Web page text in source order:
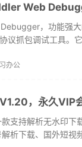
，功能强大
议抓包调试工具。
办公
V1.20，永久VIP
支持解析无水印下
析下载、国外短视